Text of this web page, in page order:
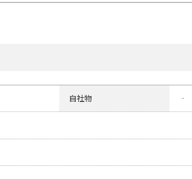
自社物 ‐